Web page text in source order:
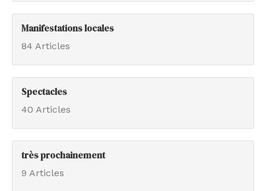
Manifestations locales
84 Articles
Spectacles
40 Articles
très prochainement
9 Articles